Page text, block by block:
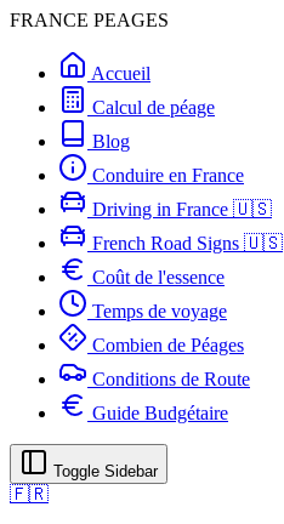
FRANCE PEAGES
Accueil
Calcul de péage
Blog
Conduire en France
Driving in France 🇺🇸
French Road Signs 🇺🇸
Coût de l'essence
Temps de voyage
Combien de Péages
Conditions de Route
Guide Budgétaire
Toggle Sidebar
🇫🇷